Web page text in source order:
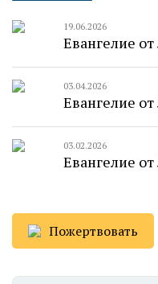
19.06.2026
Евангелие
03.04.2026
Евангелие
03.02.2026
Евангелие
Пожертвовать